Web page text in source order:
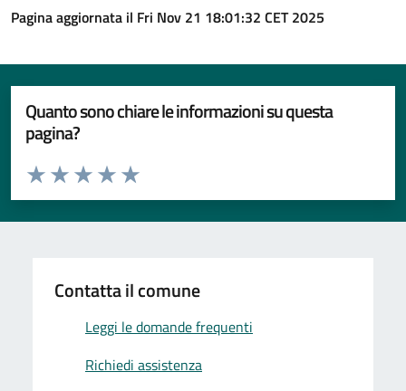
Pagina aggiornata il Fri Nov 21 18:01:32 CET 2025
Quanto sono chiare le informazioni su questa
pagina?
Valuta da 1 a 5 stelle la pagina
Valuta 5 stelle su 5
Valuta 4 stelle su 5
Valuta 3 stelle su 5
Valuta 2 stelle su 5
Valuta 1 stelle su 5
Contatta il comune
Leggi le domande frequenti
Richiedi assistenza